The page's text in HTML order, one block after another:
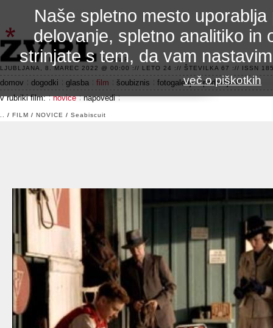
3.2 alfa R
LJUBLJANA, 8. MAREC 2022 @ 00:00 :// LETO 24 :// ŠTEVILKA 67 :// ISSN
domov dogodki glasba film šoubiznis fotogalerije
področje 42
v rubriki film:
novice napovedi
/ FILM / NOVICE / Seabiscuit
Naše spletno mesto
delovanje, spletno analitiko in
strinjate s tem, da vam
več o piškotkih